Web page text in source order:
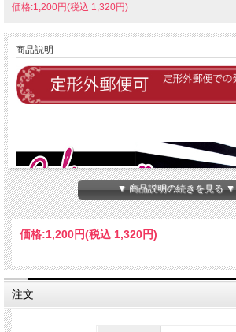
価格:1,200円(税込 1,320円)
商品説明
▼ 商品説明の続きを見る ▼
価格:1,200円(税込 1,320円)
注文